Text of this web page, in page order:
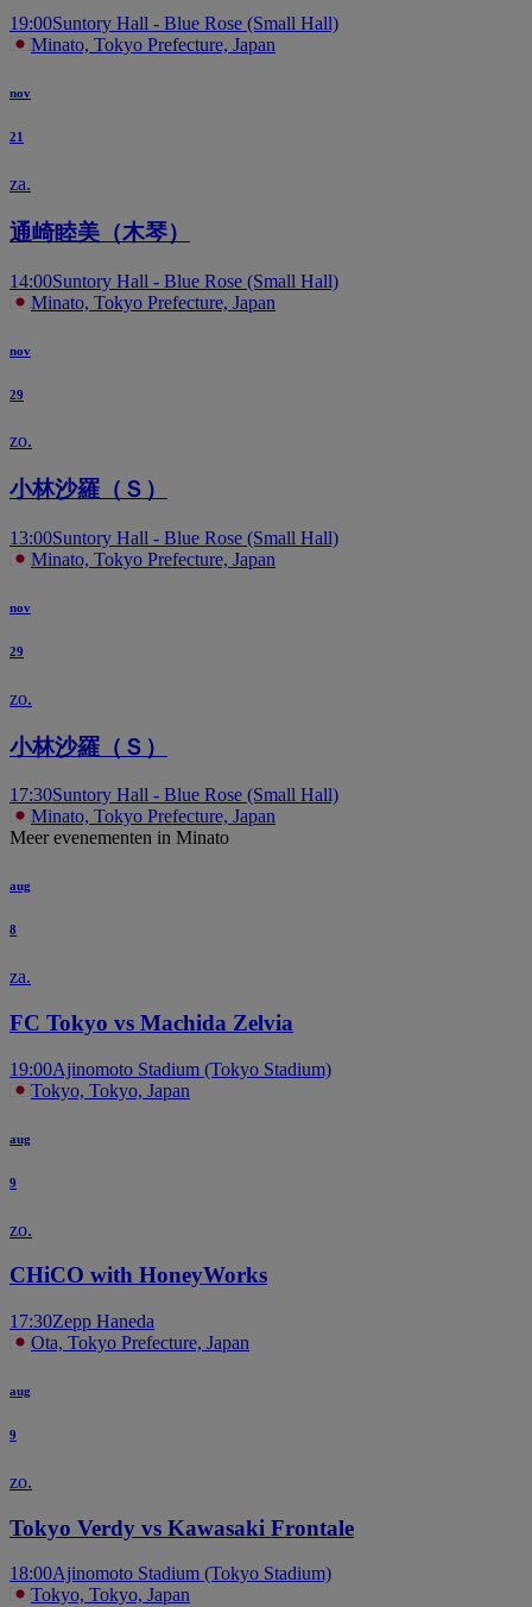
19:00Suntory Hall - Blue Rose (Small Hall)
Minato, Tokyo Prefecture, Japan
nov
21
za.
通崎睦美（木琴）
14:00Suntory Hall - Blue Rose (Small Hall)
Minato, Tokyo Prefecture, Japan
nov
29
zo.
小林沙羅（Ｓ）
13:00Suntory Hall - Blue Rose (Small Hall)
Minato, Tokyo Prefecture, Japan
nov
29
zo.
小林沙羅（Ｓ）
17:30Suntory Hall - Blue Rose (Small Hall)
Minato, Tokyo Prefecture, Japan
Meer evenementen in Minato
aug
8
za.
FC Tokyo vs Machida Zelvia
19:00Ajinomoto Stadium (Tokyo Stadium)
Tokyo, Tokyo, Japan
aug
9
zo.
CHiCO with HoneyWorks
17:30Zepp Haneda
Ota, Tokyo Prefecture, Japan
aug
9
zo.
Tokyo Verdy vs Kawasaki Frontale
18:00Ajinomoto Stadium (Tokyo Stadium)
Tokyo, Tokyo, Japan